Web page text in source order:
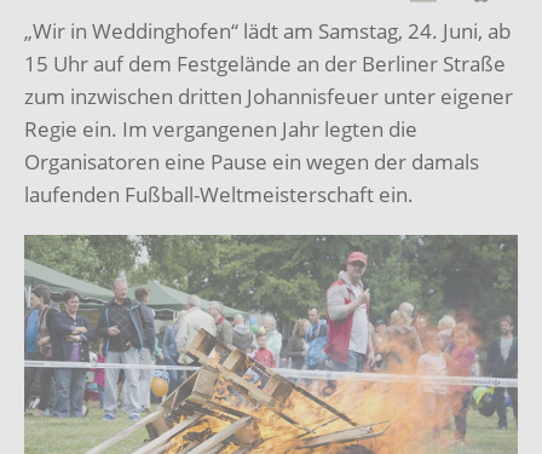
„Wir in Weddinghofen“ lädt am Samstag, 24. Juni, ab
15 Uhr auf dem Festgelände an der Berliner Straße
zum inzwischen dritten Johannisfeuer unter eigener
Regie ein. Im vergangenen Jahr legten die
Organisatoren eine Pause ein wegen der damals
laufenden Fußball-Weltmeisterschaft ein.